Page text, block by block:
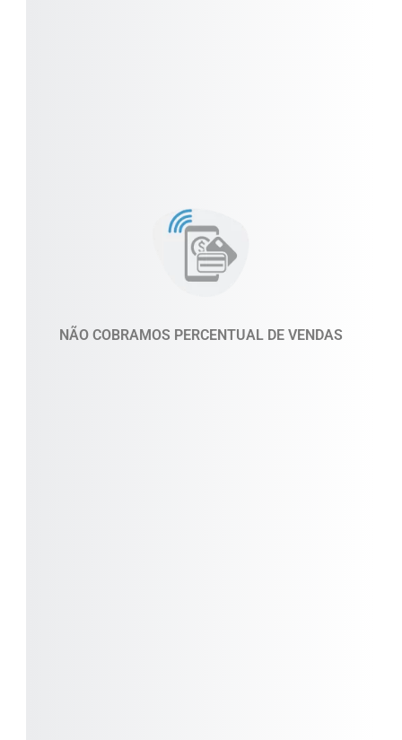
NÃO COBRAMOS PERCENTUAL DE VENDAS
Todos os nossos planos visam garantir o